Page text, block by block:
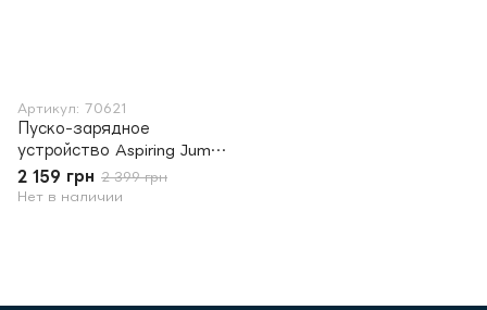
Артикул: 70621
Пуско-зарядное
устройство Aspiring Jump
1
2 159 грн 2 399 грн
Нет в наличии